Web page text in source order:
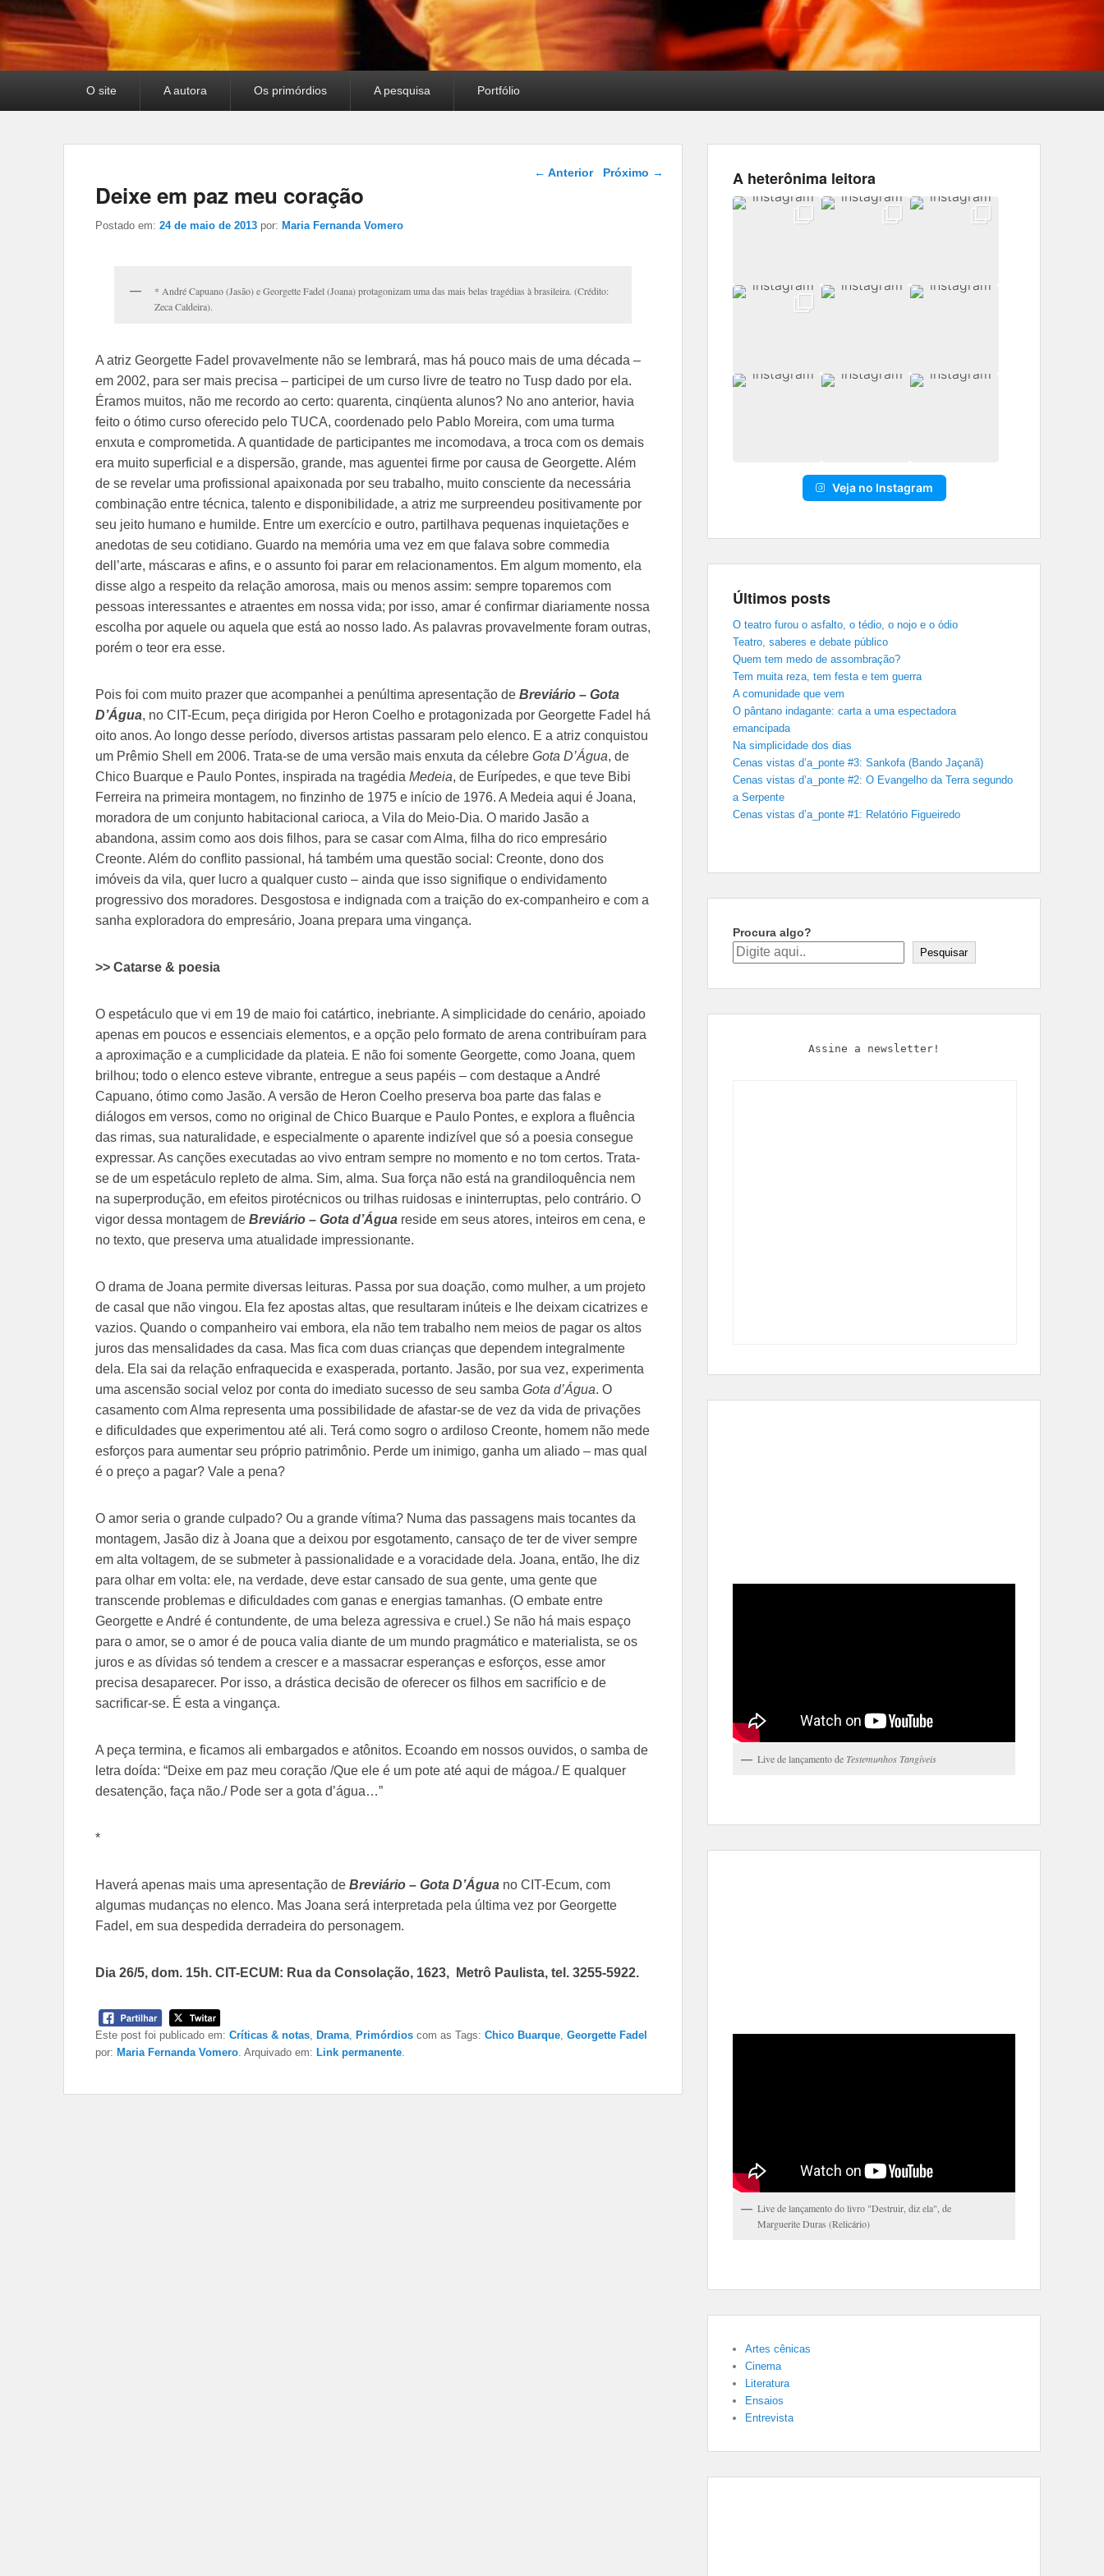
O site A autora Os primórdios A pesquisa Portfólio
Navegação das
← Anterior Próximo →
Deixe em paz meu coração
Postado em: 24 de maio de 2013 por: Maria Fernanda Vomero
* André Capuano (Jasão) e Georgette Fadel (Joana) protagonizam uma das mais belas tragédias à brasileira. (Crédito:
Zeca Caldeira).
A atriz Georgette Fadel provavelmente não se lembrará, mas há pouco mais de uma década –
em 2002, para ser mais precisa – participei de um curso livre de teatro no Tusp dado por ela.
Éramos muitos, não me recordo ao certo: quarenta, cinqüenta alunos? No ano anterior, havia
feito o ótimo curso oferecido pelo TUCA, coordenado pelo Pablo Moreira, com uma turma
enxuta e comprometida. A quantidade de participantes me incomodava, a troca com os demais
era muito superficial e a dispersão, grande, mas aguentei firme por causa de Georgette. Além
de se revelar uma profissional apaixonada por seu trabalho, muito consciente da necessária
combinação entre técnica, talento e disponibilidade, a atriz me surpreendeu positivamente por
seu jeito humano e humilde. Entre um exercício e outro, partilhava pequenas inquietações e
anedotas de seu cotidiano. Guardo na memória uma vez em que falava sobre commedia
dell’arte, máscaras e afins, e o assunto foi parar em relacionamentos. Em algum momento, ela
disse algo a respeito da relação amorosa, mais ou menos assim: sempre toparemos com
pessoas interessantes e atraentes em nossa vida; por isso, amar é confirmar diariamente nossa
escolha por aquele ou aquela que está ao nosso lado. As palavras provavelmente foram outras,
porém o teor era esse.
Pois foi com muito prazer que acompanhei a penúltima apresentação de Breviário – Gota
D’Água, no CIT-Ecum, peça dirigida por Heron Coelho e protagonizada por Georgette Fadel há
oito anos. Ao longo desse período, diversos artistas passaram pelo elenco. E a atriz conquistou
um Prêmio Shell em 2006. Trata-se de uma versão mais enxuta da célebre Gota D’Água, de
Chico Buarque e Paulo Pontes, inspirada na tragédia Medeia, de Eurípedes, e que teve Bibi
Ferreira na primeira montagem, no finzinho de 1975 e início de 1976. A Medeia aqui é Joana,
moradora de um conjunto habitacional carioca, a Vila do Meio-Dia. O marido Jasão a
abandona, assim como aos dois filhos, para se casar com Alma, filha do rico empresário
Creonte. Além do conflito passional, há também uma questão social: Creonte, dono dos
imóveis da vila, quer lucro a qualquer custo – ainda que isso signifique o endividamento
progressivo dos moradores. Desgostosa e indignada com a traição do ex-companheiro e com a
sanha exploradora do empresário, Joana prepara uma vingança.
>> Catarse & poesia
O espetáculo que vi em 19 de maio foi catártico, inebriante. A simplicidade do cenário, apoiado
apenas em poucos e essenciais elementos, e a opção pelo formato de arena contribuíram para
a aproximação e a cumplicidade da plateia. E não foi somente Georgette, como Joana, quem
brilhou; todo o elenco esteve vibrante, entregue a seus papéis – com destaque a André
Capuano, ótimo como Jasão. A versão de Heron Coelho preserva boa parte das falas e
diálogos em versos, como no original de Chico Buarque e Paulo Pontes, e explora a fluência
das rimas, sua naturalidade, e especialmente o aparente indizível que só a poesia consegue
expressar. As canções executadas ao vivo entram sempre no momento e no tom certos. Trata-
se de um espetáculo repleto de alma. Sim, alma. Sua força não está na grandiloquência nem
na superprodução, em efeitos pirotécnicos ou trilhas ruidosas e ininterruptas, pelo contrário. O
vigor dessa montagem de Breviário – Gota d’Água reside em seus atores, inteiros em cena, e
no texto, que preserva uma atualidade impressionante.
O drama de Joana permite diversas leituras. Passa por sua doação, como mulher, a um projeto
de casal que não vingou. Ela fez apostas altas, que resultaram inúteis e lhe deixam cicatrizes e
vazios. Quando o companheiro vai embora, ela não tem trabalho nem meios de pagar os altos
juros das mensalidades da casa. Mas fica com duas crianças que dependem integralmente
dela. Ela sai da relação enfraquecida e exasperada, portanto. Jasão, por sua vez, experimenta
uma ascensão social veloz por conta do imediato sucesso de seu samba Gota d’Água. O
casamento com Alma representa uma possibilidade de afastar-se de vez da vida de privações
e dificuldades que experimentou até ali. Terá como sogro o ardiloso Creonte, homem não mede
esforços para aumentar seu próprio patrimônio. Perde um inimigo, ganha um aliado – mas qual
é o preço a pagar? Vale a pena?
O amor seria o grande culpado? Ou a grande vítima? Numa das passagens mais tocantes da
montagem, Jasão diz à Joana que a deixou por esgotamento, cansaço de ter de viver sempre
em alta voltagem, de se submeter à passionalidade e a voracidade dela. Joana, então, lhe diz
para olhar em volta: ele, na verdade, deve estar cansado de sua gente, uma gente que
transcende problemas e dificuldades com ganas e energias tamanhas. (O embate entre
Georgette e André é contundente, de uma beleza agressiva e cruel.) Se não há mais espaço
para o amor, se o amor é de pouca valia diante de um mundo pragmático e materialista, se os
juros e as dívidas só tendem a crescer e a massacrar esperanças e esforços, esse amor
precisa desaparecer. Por isso, a drástica decisão de oferecer os filhos em sacrifício e de
sacrificar-se. É esta a vingança.
A peça termina, e ficamos ali embargados e atônitos. Ecoando em nossos ouvidos, o samba de
letra doída: “Deixe em paz meu coração /Que ele é um pote até aqui de mágoa./ E qualquer
desatenção, faça não./ Pode ser a gota d’água…”
*
Haverá apenas mais uma apresentação de Breviário – Gota D’Água no CIT-Ecum, com
algumas mudanças no elenco. Mas Joana será interpretada pela última vez por Georgette
Fadel, em sua despedida derradeira do personagem.
Dia 26/5, dom. 15h. CIT-ECUM: Rua da Consolação, 1623, Metrô Paulista, tel. 3255-5922.
Este post foi publicado em: Críticas & notas Drama Primórdios com as Tags: Chico Buarque Georgette Fadel
por: Maria Fernanda Vomero . Arquivado em: Link permanente
A heterônima leitora
Veja no Instagram
Últimos posts
O teatro furou o asfalto, o tédio, o nojo e o ódio
Teatro, saberes e debate público
Quem tem medo de assombração?
Tem muita reza, tem festa e tem guerra
A comunidade que vem
O pântano indagante: carta a uma espectadora
emancipada
Na simplicidade dos dias
Cenas vistas d’a_ponte #3: Sankofa (Bando Jaçanã)
Cenas vistas d’a_ponte #2: O Evangelho da Terra segundo
a Serpente
Cenas vistas d’a_ponte #1: Relatório Figueiredo
Procura algo?
Pesquisar
Assine a newsletter!
Live de lançamento de Testemunhos Tangíveis
Live de lançamento do livro "Destruir, diz ela", de
Marguerite Duras (Relicário)
Artes cênicas
Cinema
Literatura
Ensaios
Entrevista